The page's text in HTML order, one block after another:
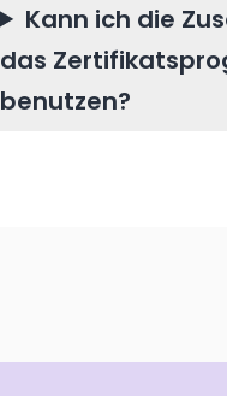
Kann ich die
das
benutzen?